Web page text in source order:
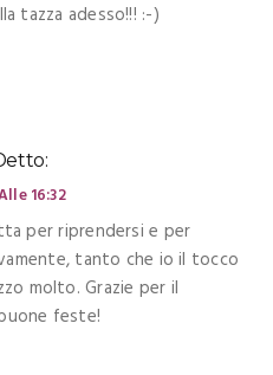
tazza adesso!!! :-)
16:32
per riprendersi e per
tanto che io il tocco
molto. Grazie per il
feste!